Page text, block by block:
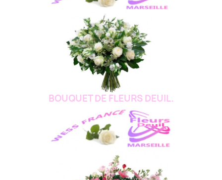
BOUQUET DE FLEURS DEUIL.